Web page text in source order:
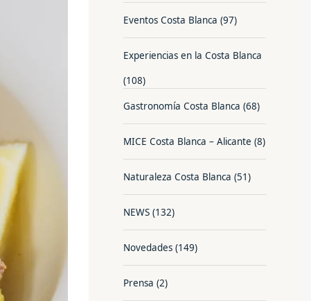
Eventos Costa Blanca (97)
Experiencias en la Costa Blanca
(108)
Gastronomía Costa Blanca (68)
MICE Costa Blanca – Alicante (8)
Naturaleza Costa Blanca (51)
NEWS (132)
Novedades (149)
Prensa (2)